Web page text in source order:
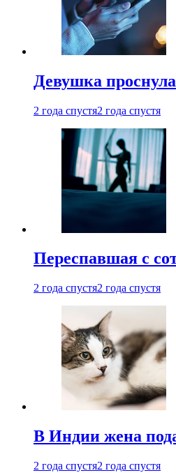
Девушка
2 года спустя2 года спустя
Переспавшая с
2 года спустя2 года спустя
В Индии жена
2 года спустя2 года спустя